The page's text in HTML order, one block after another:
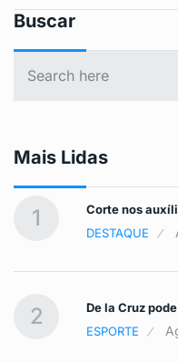
Buscar
Mais Lidas
1
Corte nos
DESTAQUE
2
De la Cruz
ESPORTE